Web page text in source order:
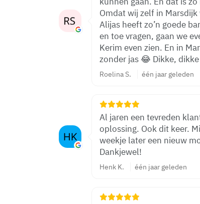
Omdat wij zelf in
Alijas heeft zo’n goede
en toe vragen, gaan we
Kerim even zien. En in
zonder jas 😂 Dikke,
Roelina S. één jaar geleden
Al jaren een tevreden
oplossing. Ook dit keer.
weekje later een nieuw
Dankjewel!
Henk K. één jaar geleden